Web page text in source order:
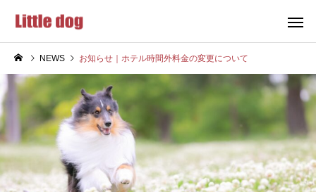
ペットサロン 一時預か
NEWS お知らせ｜ホテル時間外料金の変更について